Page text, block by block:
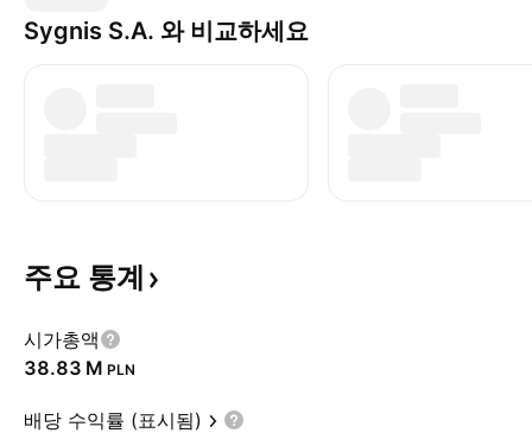
Sygnis S.A. 와 비교하세요
주요 통계
시가총액
‪38.83 M‬ PLN
배당 수익률 (표시됨)